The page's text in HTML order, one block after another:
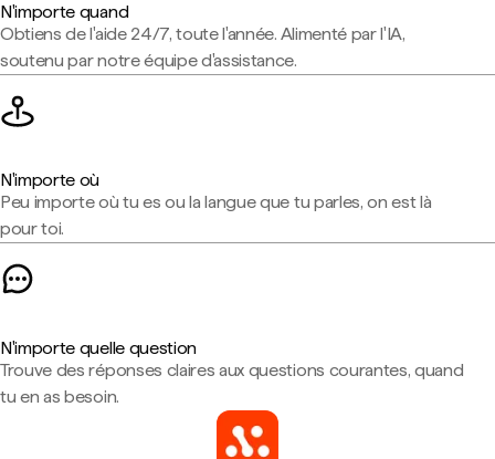
N'importe quand
Obtiens de l'aide 24/7, toute l'année. Alimenté par l'IA,
soutenu par notre équipe d'assistance.
N'importe où
Peu importe où tu es ou la langue que tu parles, on est là
pour toi.
N'importe quelle question
Trouve des réponses claires aux questions courantes, quand
tu en as besoin.